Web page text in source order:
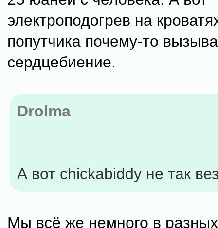
электроподогрев на
попутчика почему-то
сердцебиение.
Drolma
А вот chickabiddy не так
Мы всё же немного в